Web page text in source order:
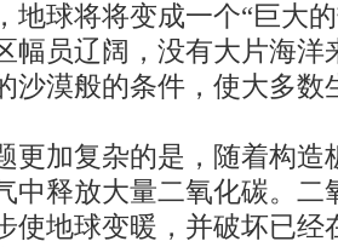
地球将将变成一个“巨大
幅员辽阔，没有大片海洋
沙漠般的条件，使大多数
更加复杂的是，随着构造
中释放大量二氧化碳。二
使地球变暖，并破坏已经